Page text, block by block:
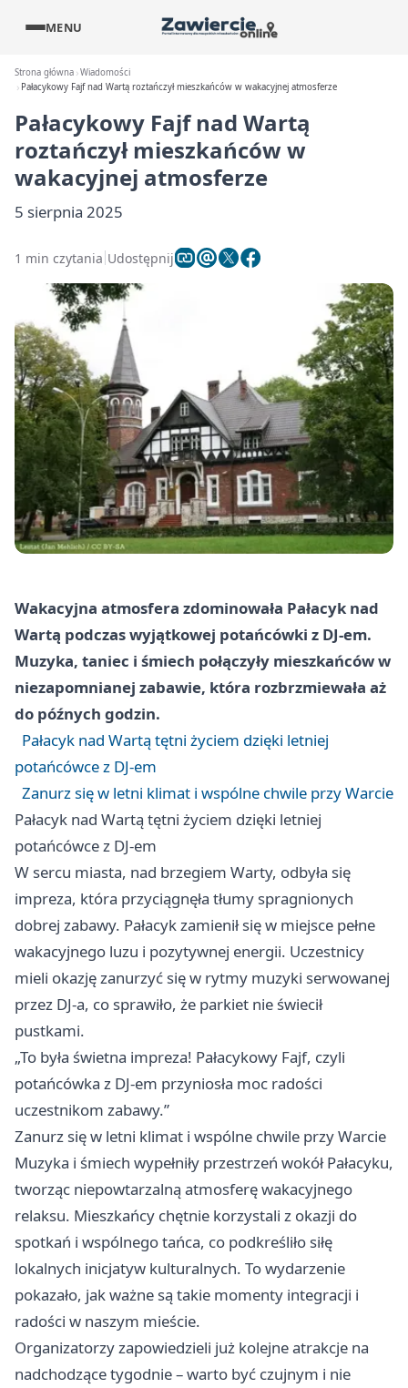
MENU
Strona główna Wiadomości
Pałacykowy Fajf nad Wartą roztańczył mieszkańców w wakacyjnej atmosferze
Pałacykowy Fajf nad Wartą
roztańczył mieszkańców w
wakacyjnej atmosferze
5 sierpnia 2025
1 min czytania Udostępnij
Wakacyjna atmosfera zdominowała Pałacyk nad
Wartą podczas wyjątkowej potańcówki z DJ-em.
Muzyka, taniec i śmiech połączyły mieszkańców w
niezapomnianej zabawie, która rozbrzmiewała aż
do późnych godzin.
Pałacyk nad Wartą tętni życiem dzięki letniej
potańcówce z DJ-em
Zanurz się w letni klimat i wspólne chwile przy Warcie
Pałacyk nad Wartą tętni życiem dzięki letniej
potańcówce z DJ-em
W sercu miasta, nad brzegiem Warty, odbyła się
impreza, która przyciągnęła tłumy spragnionych
dobrej zabawy. Pałacyk zamienił się w miejsce pełne
wakacyjnego luzu i pozytywnej energii. Uczestnicy
mieli okazję zanurzyć się w rytmy muzyki serwowanej
przez DJ-a, co sprawiło, że parkiet nie świecił
pustkami.
„To była świetna impreza! Pałacykowy Fajf, czyli
potańcówka z DJ-em przyniosła moc radości
uczestnikom zabawy.”
Zanurz się w letni klimat i wspólne chwile przy Warcie
Muzyka i śmiech wypełniły przestrzeń wokół Pałacyku,
tworząc niepowtarzalną atmosferę wakacyjnego
relaksu. Mieszkańcy chętnie korzystali z okazji do
spotkań i wspólnego tańca, co podkreśliło siłę
lokalnych inicjatyw kulturalnych. To wydarzenie
pokazało, jak ważne są takie momenty integracji i
radości w naszym mieście.
Organizatorzy zapowiedzieli już kolejne atrakcje na
nadchodzące tygodnie – warto być czujnym i nie